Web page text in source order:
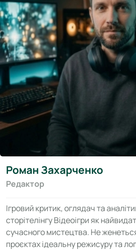
Роман Захарченко
Редактор
Ігровий критик, оглядач та
сторітелінгу Відеоігри як
сучасного мистецтва. Не
проєктах ідеальну режисуру та